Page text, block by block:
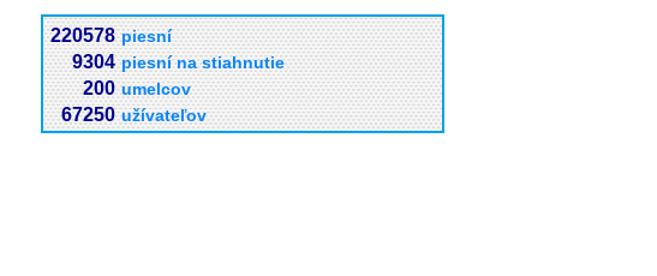
220578 piesní
9304 piesní na stiahnutie
200 umelcov
67250 užívateľov